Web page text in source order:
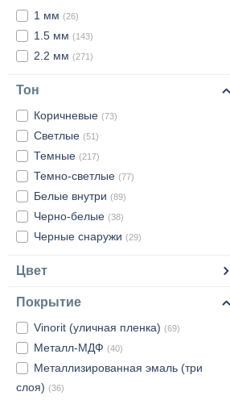
1 мм (26)
1.5 мм (143)
2.2 мм (271)
Тон
Коричневые (73)
Светлые (51)
Темные (217)
Темно-светлые (77)
Белые внутри (89)
Черно-белые (38)
Черные снаружи (29)
Цвет
Покрытие
Vinorit (уличная пленка) (69)
Металл-МДФ (40)
Металлизированная эмаль (три
слоя) (36)